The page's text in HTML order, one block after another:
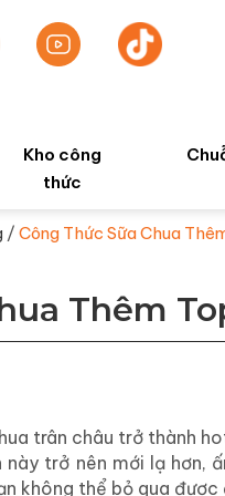
Kho công
thức
/ Công Thức Sữa Chua
Thêm
trân châu trở thành
trở nên mới lạ hơn,
không thể bỏ qua được